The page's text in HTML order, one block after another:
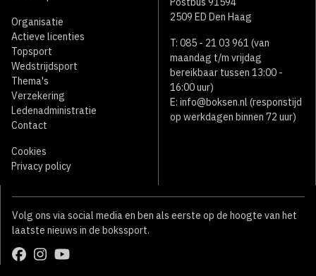
Organisatie
Actieve licenties
Topsport
Wedstrijdsport
Thema's
Verzekering
Ledenadministratie
Contact
Cookies
Privacy policy
2509 ED Den Haag
T: 085 - 21 03 961 (van
maandag t/m vrijdag
bereikbaar tussen 13:00 -
16:00 uur)
E: info@boksen.nl (responstijd
op werkdagen binnen 72 uur)
Volg ons via social media en ben als eerste op de hoogte van het
laatste nieuws in de bokssport.